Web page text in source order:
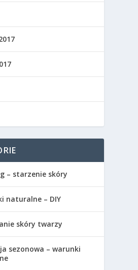
– starzenie skóry
naturalne – DIY
skóry twarzy
sezonowa – warunki